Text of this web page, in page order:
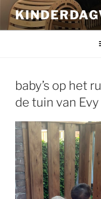
naar
de
baby’s op het
de tuin van Evy